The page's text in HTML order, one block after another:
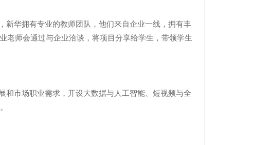
华拥有专业的教师团队，他们来自企业一线，拥有丰
老师会通过与企业洽谈，将项目分享给学生，带领学生
市场职业需求，开设大数据与人工智能、短视频与全